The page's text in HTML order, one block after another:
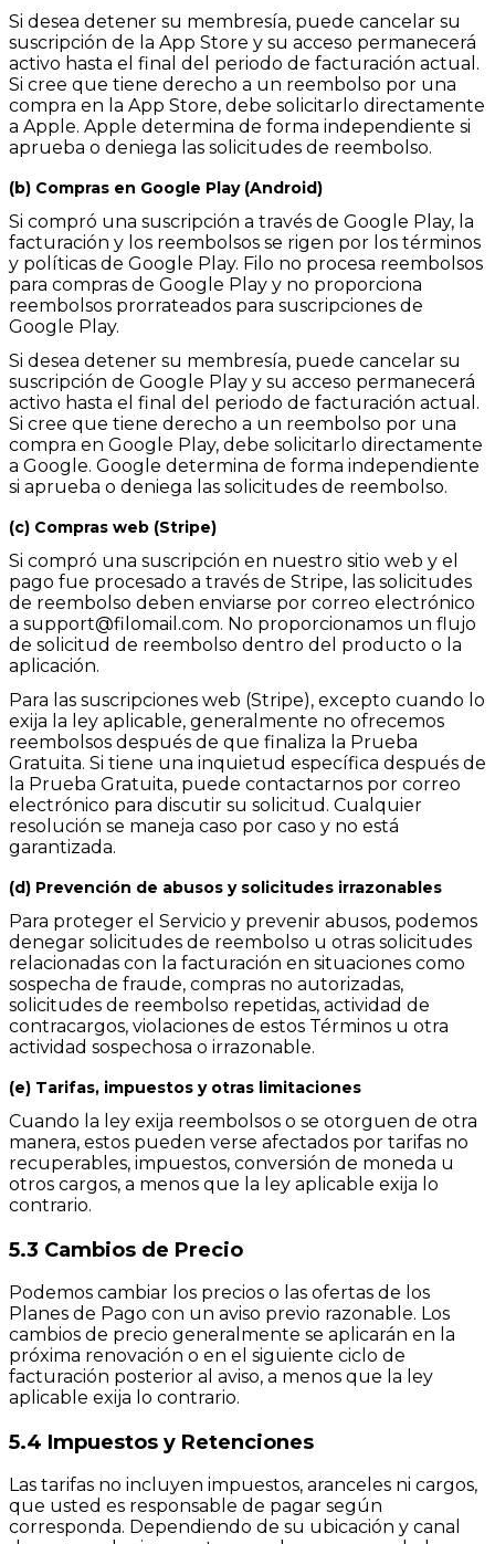
Si desea detener su membresía, puede cancelar su
suscripción de la App Store y su acceso permanecerá
activo hasta el final del periodo de facturación actual.
Si cree que tiene derecho a un reembolso por una
compra en la App Store, debe solicitarlo directamente
a Apple. Apple determina de forma independiente si
aprueba o deniega las solicitudes de reembolso.
(b) Compras en Google Play (Android)
Si compró una suscripción a través de Google Play, la
facturación y los reembolsos se rigen por los términos
y políticas de Google Play. Filo no procesa reembolsos
para compras de Google Play y no proporciona
reembolsos prorrateados para suscripciones de
Google Play.
Si desea detener su membresía, puede cancelar su
suscripción de Google Play y su acceso permanecerá
activo hasta el final del periodo de facturación actual.
Si cree que tiene derecho a un reembolso por una
compra en Google Play, debe solicitarlo directamente
a Google. Google determina de forma independiente
si aprueba o deniega las solicitudes de reembolso.
(c) Compras web (Stripe)
Si compró una suscripción en nuestro sitio web y el
pago fue procesado a través de Stripe, las solicitudes
de reembolso deben enviarse por correo electrónico
a support@filomail.com. No proporcionamos un flujo
de solicitud de reembolso dentro del producto o la
aplicación.
Para las suscripciones web (Stripe), excepto cuando lo
exija la ley aplicable, generalmente no ofrecemos
reembolsos después de que finaliza la Prueba
Gratuita. Si tiene una inquietud específica después de
la Prueba Gratuita, puede contactarnos por correo
electrónico para discutir su solicitud. Cualquier
resolución se maneja caso por caso y no está
garantizada.
(d) Prevención de abusos y solicitudes irrazonables
Para proteger el Servicio y prevenir abusos, podemos
denegar solicitudes de reembolso u otras solicitudes
relacionadas con la facturación en situaciones como
sospecha de fraude, compras no autorizadas,
solicitudes de reembolso repetidas, actividad de
contracargos, violaciones de estos Términos u otra
actividad sospechosa o irrazonable.
(e) Tarifas, impuestos y otras limitaciones
Cuando la ley exija reembolsos o se otorguen de otra
manera, estos pueden verse afectados por tarifas no
recuperables, impuestos, conversión de moneda u
otros cargos, a menos que la ley aplicable exija lo
contrario.
5.3 Cambios de Precio
Podemos cambiar los precios o las ofertas de los
Planes de Pago con un aviso previo razonable. Los
cambios de precio generalmente se aplicarán en la
próxima renovación o en el siguiente ciclo de
facturación posterior al aviso, a menos que la ley
aplicable exija lo contrario.
5.4 Impuestos y Retenciones
Las tarifas no incluyen impuestos, aranceles ni cargos,
que usted es responsable de pagar según
corresponda. Dependiendo de su ubicación y canal